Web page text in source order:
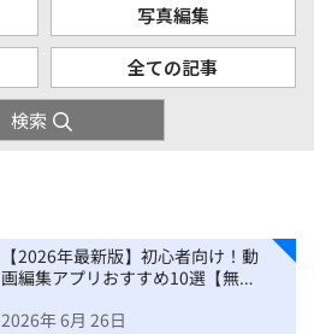
写真編集
全ての記事
検索
【2026年最新版】初心者向け！動
画編集アプリおすすめ10選【無…
2026年 6月 26日